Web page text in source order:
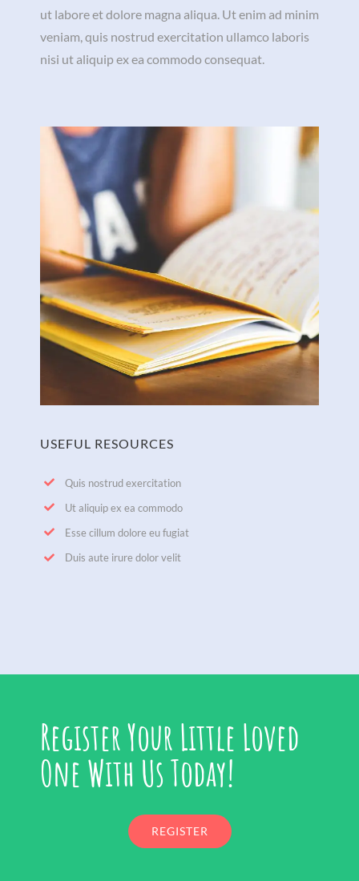
ut labore et dolore magna aliqua. Ut enim ad minim
veniam, quis nostrud exercitation ullamco laboris
nisi ut aliquip ex ea commodo consequat.
USEFUL RESOURCES
Quis nostrud exercitation
Ut aliquip ex ea commodo
Esse cillum dolore eu fugiat
Duis aute irure dolor velit
Register Your Little Loved
One With Us Today!
REGISTER